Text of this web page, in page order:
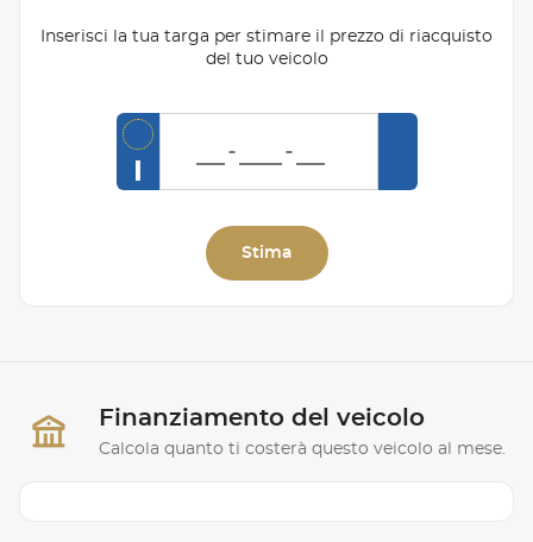
Inserisci la tua targa per stimare il prezzo di riacquisto
del tuo veicolo
Stima
Finanziamento del veicolo
Calcola quanto ti costerà questo veicolo al mese.